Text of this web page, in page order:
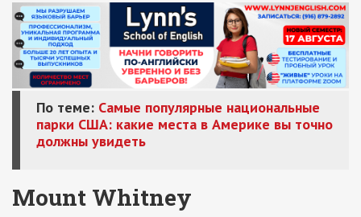
По теме: Самые популярные национальные
парки США: какие места в Америке вы точно
должны увидеть
Mount Whitney